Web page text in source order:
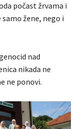
počast žrvama i
žene, nego i
nad
nikada ne
ne ponovi.